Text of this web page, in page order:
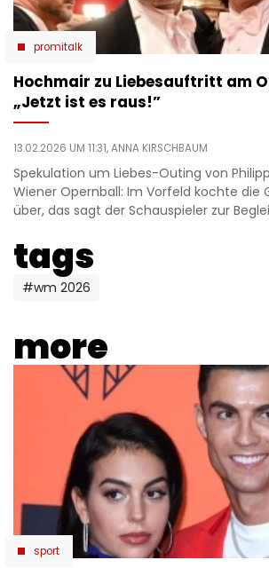
promitalk
Hochmair zu Liebesauftritt am
„Jetzt ist es raus!”
13.02.2026 UM 11:31,ANNA KIRSCHBAUM
Spekulation um Liebes-Outing von
Wiener Opernball: Im Vorfeld kochte die
über, das sagt der Schauspieler zur
tags
#wm 2026
more
sport